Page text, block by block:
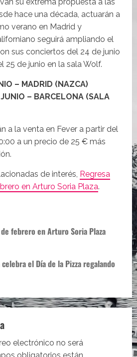
hace una década, actuarán a
verano en Madrid y
seguirá ampliando el
sus conciertos del 24 de junio
25 de junio en la sala Wolf.
– MADRID (NAZCA)
– BARCELONA (SALA
a la venta en Fever a partir del
a un precio de 25 € más
de interés, Regresa
en Arturo Soria Plaza.
de febrero en Arturo Soria Plaza
celebra el Día de la Pizza regalando
electrónico no será